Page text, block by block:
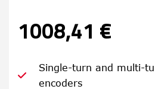
1008,41 €
Single-turn and multi-
encoders